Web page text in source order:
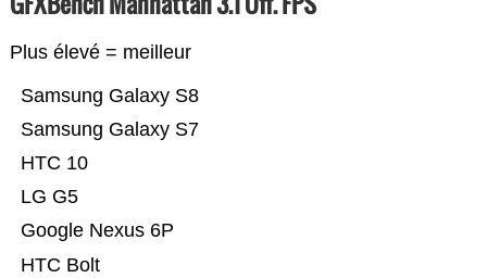
Plus élevé = meilleur
HTC Bolt
Google Nexus 6P
LG G5
HTC 10
Samsung Galaxy S7
Samsung Galaxy S8